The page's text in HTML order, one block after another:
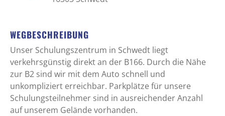
WEGBESCHREIBUNG
Unser Schulungszentrum in Schwedt liegt
verkehrsgünstig direkt an der B166. Durch die Nähe
zur B2 sind wir mit dem Auto schnell und
unkompliziert erreichbar. Parkplätze für unsere
Schulungsteilnehmer sind in ausreichender Anzahl
auf unserem Gelände vorhanden.